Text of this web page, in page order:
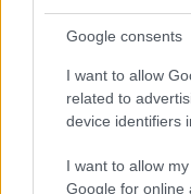
Google consents
I want to allow
related to
device identifiers
I want to allow
Google for online